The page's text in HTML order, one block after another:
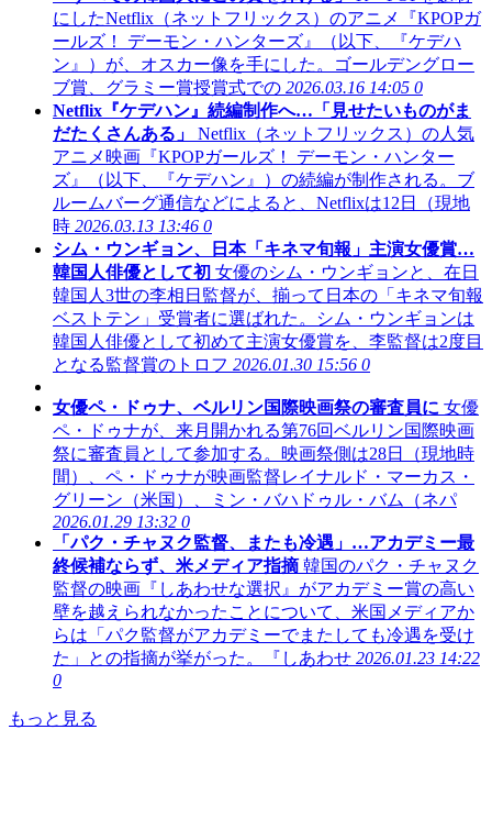
にしたNetflix（ネットフリックス）のアニメ『KPOPガ
ールズ！ デーモン・ハンターズ』（以下、『ケデハ
ン』）が、オスカー像を手にした。ゴールデングロー
ブ賞、グラミー賞授賞式での 2026.03.16 14:05 0
Netflix『ケデハン』続編制作へ…「見せたいものがま
だたくさんある」
Netflix（ネットフリックス）の人気
アニメ映画『KPOPガールズ！ デーモン・ハンター
ズ』（以下、『ケデハン』）の続編が制作される。ブ
ルームバーグ通信などによると、Netflixは12日（現地
時 2026.03.13 13:46 0
シム・ウンギョン、日本「キネマ旬報」主演女優賞…
韓国人俳優として初 女優のシム・ウンギョンと、在日
韓国人3世の李相日監督が、揃って日本の「キネマ旬報
ベストテン」受賞者に選ばれた。シム・ウンギョンは
韓国人俳優として初めて主演女優賞を、李監督は2度目
となる監督賞のトロフ 2026.01.30 15:56 0
女優ペ・ドゥナ、ベルリン国際映画祭の審査員に 女優
ペ・ドゥナが、来月開かれる第76回ベルリン国際映画
祭に審査員として参加する。映画祭側は28日（現地時
間）、ペ・ドゥナが映画監督レイナルド・マーカス・
グリーン（米国）、ミン・バハドゥル・バム（ネパ
2026.01.29 13:32 0
「パク・チャヌク監督、またも冷遇」…アカデミー最
終候補ならず、米メディア指摘 韓国のパク・チャヌク
監督の映画『しあわせな選択』がアカデミー賞の高い
壁を越えられなかったことについて、米国メディアか
らは「パク監督がアカデミーでまたしても冷遇を受け
た」との指摘が挙がった。『しあわせ 2026.01.23 14:22
0
もっと見る